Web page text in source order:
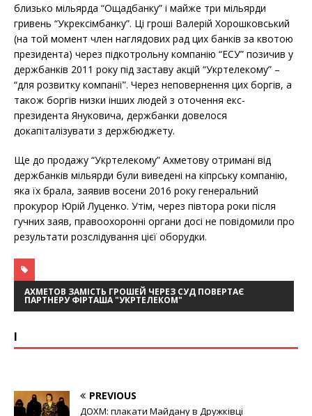
близько мільярда “Ощадбанку” і майже три мільярди
гривень “Укрексімбанку”. Ці гроші Валерій Хорошковський
(на той момент член наглядових рад цих банків за квотою
президента) через підкотрольну компанію “ЕСУ” позичив у
держбанків 2011 року під заставу акцій “Укртелекому” –
“для розвитку компанії”. Через неповернення цих боргів, а
також боргів низки інших людей з оточення екс-
президента Януковича, держбанки довелося
докапіталізувати з держбюджету.
Ще до продажу “Укртелекому” Ахметову отримані від
держбанків мільярди були виведені на кіпрську компанію,
яка їх брала, заявив восени 2016 року генеральний
прокурор Юрій Луценко. Утім, через півтора роки після
гучних заяв, правоохоронні органи досі не повідомили про
результати розслідування цієї оборудки.
АХМЕТОВ ЗАМІСТЬ ГРОШЕЙ ЧЕРЕЗ СУД ПОВЕРТАЄ
ПАРТНЕРУ ФІРТАША "УКРТЕЛЕКОМ"
І
PREVIOUS
ДОХМ: плакати Майдану в Дружківці